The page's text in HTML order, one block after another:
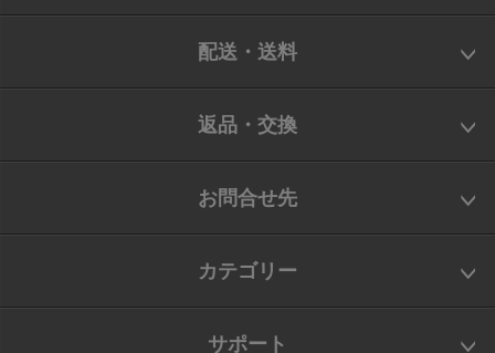
配送・送料
返品・交換
お問合せ先
カテゴリー
サポート